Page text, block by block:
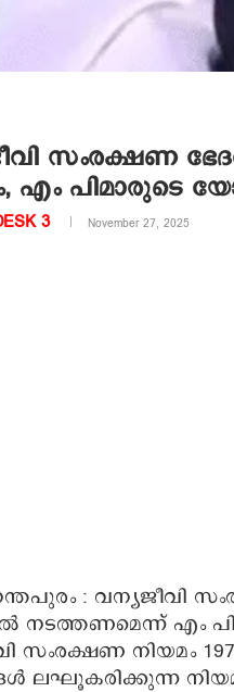
സംരക്ഷണ
എം പിമാരുടെ
3 November 27, 2025
: വന്യജീവി
നടത്തണമെന്ന് എം
സംരക്ഷണ നിയമം
ലഘൂകരിക്കുന്ന